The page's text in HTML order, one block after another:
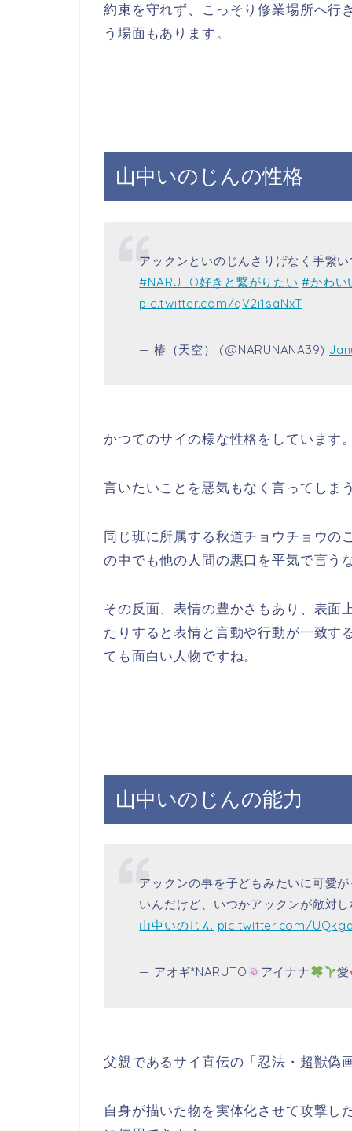
約束を守れず、こっそり修業場所へ行
う場面もあります。
山中いのじんの性格
アックンといのじんさりげなく手繋
#NARUTO好きと繋がりたい #かわい
pic.twitter.com/qV2i1saNxT
— 椿（天空） (@NARUNANA39)
かつてのサイの様な性格をしています
言いたいことを悪気もなく言ってしま
同じ班に所属する秋道チョウチョウの
の中でも他の人間の悪口を平気で言う
その反面、表情の豊かさもあり、表面
たりすると表情と言動や行動が一致す
ても面白い人物ですね。
山中いのじんの能力
アックンの事を子どもみたいに可愛
いんだけど、いつかアックンが敵対
山中いのじん pic.twitter.com/
— アオギ*NARUTO アイナナ 愛
父親であるサイ直伝の「忍法・超獣偽
自身が描いた物を実体化させて攻撃し